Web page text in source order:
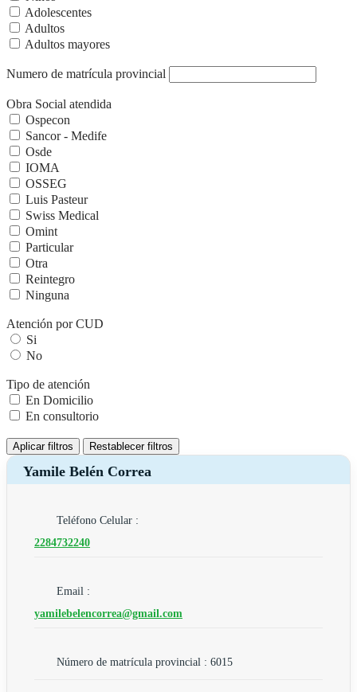
Adolescentes
Adultos
Adultos mayores
Numero de matrícula provincial
Obra Social atendida
Ospecon
Sancor - Medife
Osde
IOMA
OSSEG
Luis Pasteur
Swiss Medical
Omint
Particular
Otra
Reintegro
Ninguna
Atención por CUD
Si
No
Tipo de atención
En Domicilio
En consultorio
Aplicar filtros Restablecer filtros
Yamile Belén Correa
Teléfono Celular :
2284732240
Email :
yamilebelencorrea@gmail.com
Número de matrícula provincial : 6015